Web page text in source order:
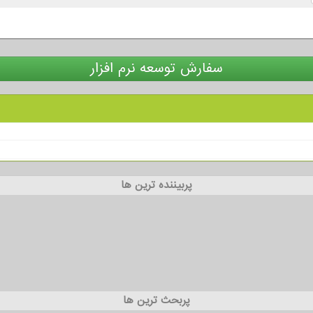
سفارش توسعه نرم افزار
پربیننده ترین ها
پربحث ترین ها